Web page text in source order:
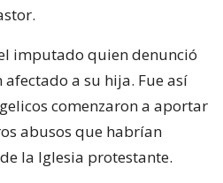
imputado quien denunció
a su hija. Fue así
comenzaron a aportar
abusos que habrían
la Iglesia protestante.